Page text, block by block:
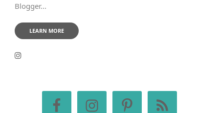
Blogger...
LEARN MORE